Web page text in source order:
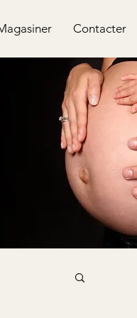
Contacter